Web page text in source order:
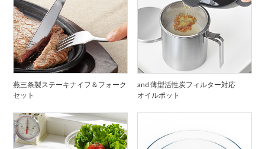
燕三条製ステーキナイフ＆フォーク
セット
and 薄型活性炭フィルター対応
オイルポット